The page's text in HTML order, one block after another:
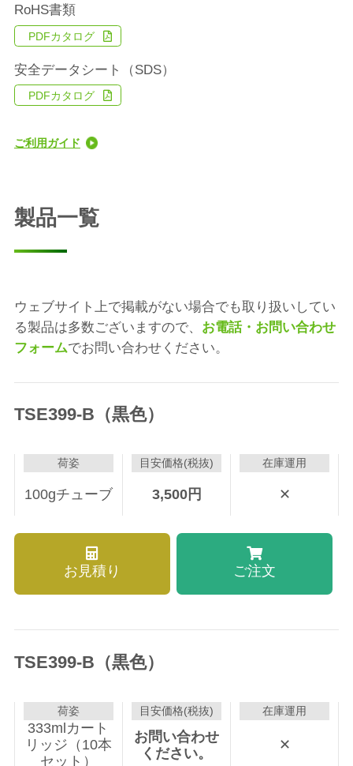
RoHS書類
PDFカタログ
安全データシート（SDS）
PDFカタログ
ご利用ガイド
製品一覧
ウェブサイト上で掲載がない場合でも取り扱いしてい
る製品は多数ございますので、 お電話・お問い合わせ
フォームでお問い合わせください。
TSE399-B（黒色）
荷姿
100gチューブ
目安価格(税抜)
3,500円
在庫運用
✕
お見積り ご注文
TSE399-B（黒色）
荷姿
333mlカート
リッジ（10本
セット）
目安価格(税抜)
お問い合わせ
ください。
在庫運用
✕